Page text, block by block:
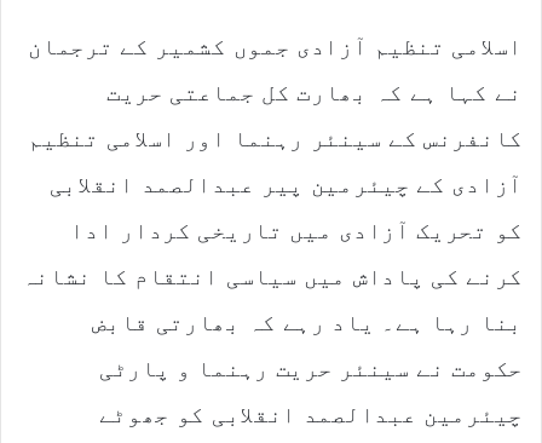
اسلامی تنظیم آزادی جموں کشمیر کے ترجمان
نے کہا ہے کہ بھارت کل جماعتی حریت
کانفرنس کے سینئر رہنما اور اسلامی تنظیم
آزادی کے چیئرمین پیر عبدالصمد انقلابی
کو تحریک آزادی میں تاریخی کردار ادا
کرنے کی پاداش میں سیاسی انتقام کا نشانہ
بنا رہا ہے۔ یاد رہے کہ بھارتی قابض
حکومت نے سینئر حریت رہنما و پارٹی
چیئرمین عبدالصمد انقلابی کو جھوٹے